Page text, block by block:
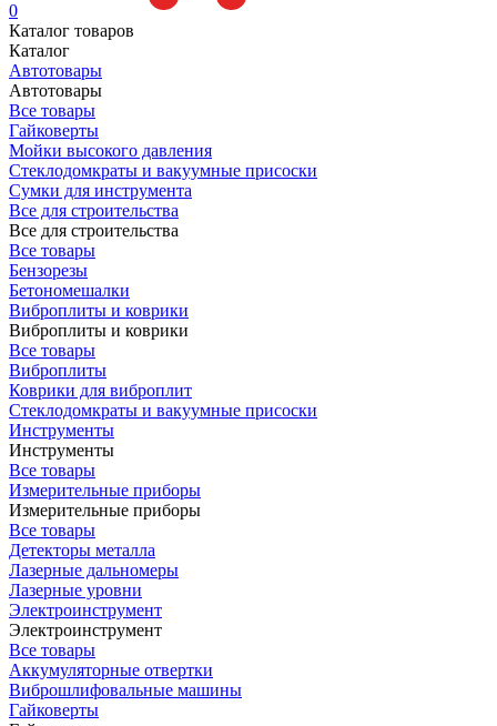
0
Каталог товаров
Каталог
Автотовары
Автотовары
Все товары
Гайковерты
Мойки высокого давления
Стеклодомкраты и вакуумные присоски
Сумки для инструмента
Все для строительства
Все для строительства
Все товары
Бензорезы
Бетономешалки
Виброплиты и коврики
Виброплиты и коврики
Все товары
Виброплиты
Коврики для виброплит
Стеклодомкраты и вакуумные присоски
Инструменты
Инструменты
Все товары
Измерительные приборы
Измерительные приборы
Все товары
Детекторы металла
Лазерные дальномеры
Лазерные уровни
Электроинструмент
Электроинструмент
Все товары
Аккумуляторные отвертки
Виброшлифовальные машины
Гайковерты